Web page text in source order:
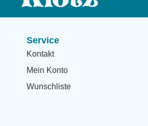
Service
Kontakt
Mein Konto
Wunschliste